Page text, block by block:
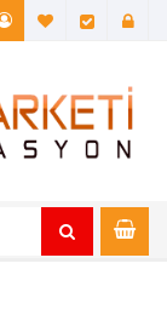
A. Listem